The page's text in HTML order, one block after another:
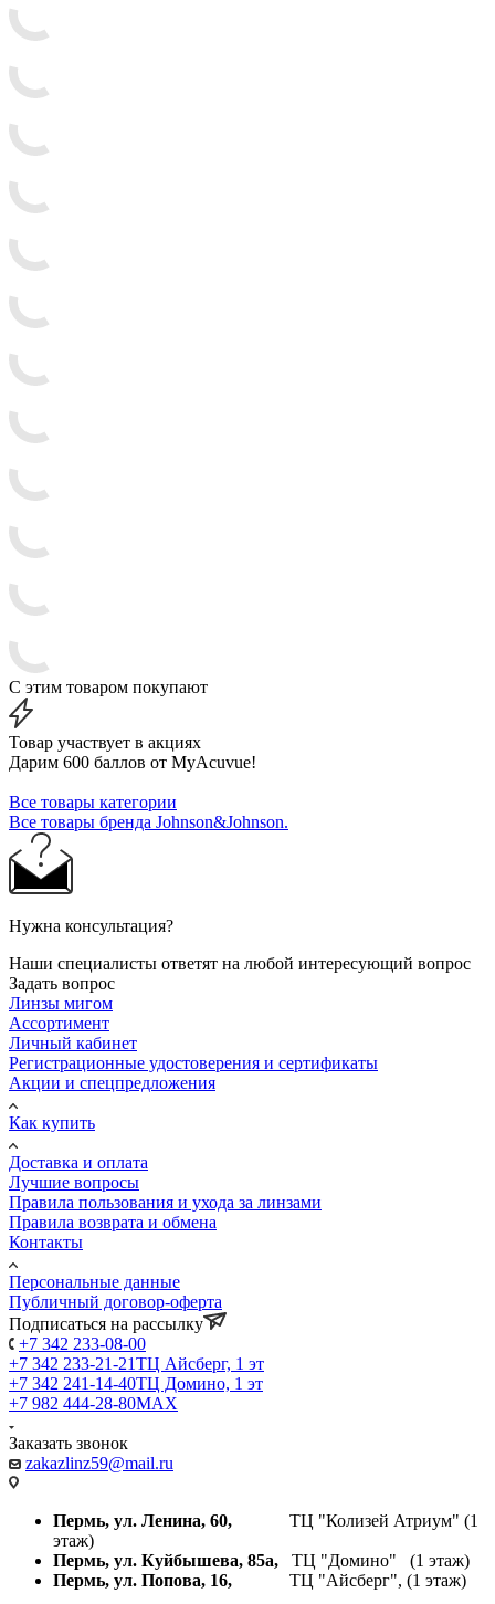
С этим товаром покупают
Товар участвует в акциях
Дарим 600 баллов от MyAcuvue!
Все товары категории
Все товары бренда Johnson&Johnson.
Нужна консультация?
Наши специалисты ответят на любой интересующий вопрос
Задать вопрос
Линзы мигом
Ассортимент
Личный кабинет
Регистрационные удостоверения и сертификаты
Акции и спецпредложения
Как купить
Доставка и оплата
Лучшие вопросы
Правила пользования и ухода за линзами
Правила возврата и обмена
Контакты
Персональные данные
Публичный договор-оферта
Подписаться на рассылку
+7 342 233-08-00
+7 342 233-21-21ТЦ Айсберг, 1 эт
+7 342 241-14-40ТЦ Домино, 1 эт
+7 982 444-28-80MAX
Заказать звонок
zakazlinz59@mail.ru
Пермь, ул. Ленина, 60, ТЦ "Колизей Атриум" (1
этаж)
Пермь, ул. Куйбышева, 85а, ТЦ "Домино" (1 этаж)
Пермь, ул. Попова, 16, ТЦ "Айсберг", (1 этаж)